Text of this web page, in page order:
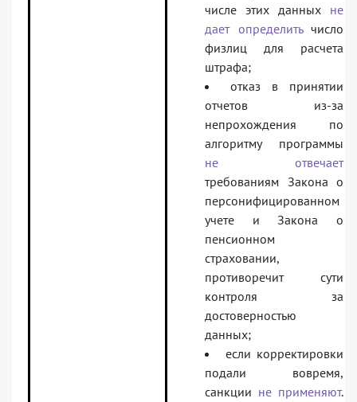
числе этих данных не
дает определитьчисло
физлиц для расчета
штрафа;
отказ в принятии
отчетов из-за
непрохождения по
алгоритму программы
не отвечает
требованиям Закона о
персонифицированном
учете и Закона о
пенсионном
страховании,
противоречит сути
контроля за
достоверностью
данных;
если корректировки
подали вовремя,
санкции не применяют.